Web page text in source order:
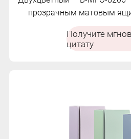
прозрачным матовым
Получите
цитату